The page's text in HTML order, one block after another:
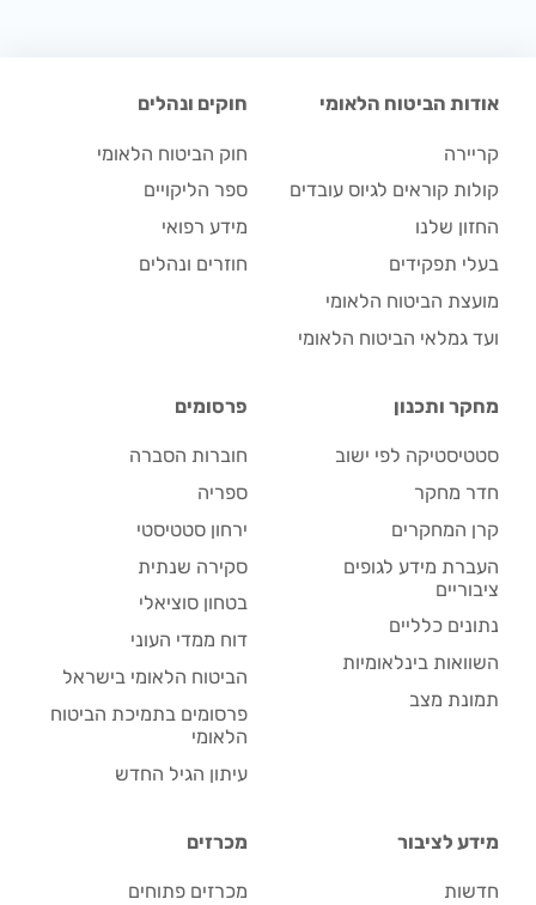
אודות הביטוח הלאומי
קריירה
קולות קוראים לגיוס עובדים
החזון שלנו
בעלי תפקידים
מועצת הביטוח הלאומי
ועד גמלאי הביטוח הלאומי
חוקים ונהלים
חוק הביטוח הלאומי
ספר הליקויים
מידע רפואי
חוזרים ונהלים
מחקר ותכנון
סטטיסטיקה לפי ישוב
חדר מחקר
קרן המחקרים
העברת מידע לגופים
ציבוריים
נתונים כלליים
השוואות בינלאומיות
תמונת מצב
פרסומים
חוברות הסברה
ספריה
ירחון סטטיסטי
סקירה שנתית
בטחון סוציאלי
דוח ממדי העוני
הביטוח הלאומי בישראל
פרסומים בתמיכת הביטוח
הלאומי
עיתון הגיל החדש
מידע לציבור
חדשות
מכרזים
מכרזים פתוחים